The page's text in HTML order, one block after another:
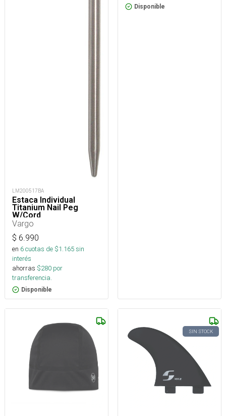
LM200517BA
Estaca Individual
Titanium Nail Peg
W/Cord
Vargo
$ 6.990
en 6cuotas de $1.165sin
interés
ahorras $280 por
transferencia.
Disponible
Disponible
SIN STOCK